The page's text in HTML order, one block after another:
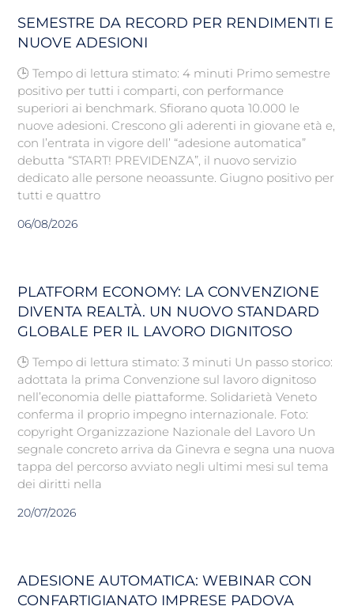
SEMESTRE DA RECORD PER RENDIMENTI E
NUOVE ADESIONI
🕒 Tempo di lettura stimato: 4 minuti Primo semestre
positivo per tutti i comparti, con performance
superiori ai benchmark. Sfiorano quota 10.000 le
nuove adesioni. Crescono gli aderenti in giovane età e,
con l’entrata in vigore dell’ “adesione automatica”
debutta “START! PREVIDENZA”, il nuovo servizio
dedicato alle persone neoassunte. Giugno positivo per
tutti e quattro
06/08/2026
PLATFORM ECONOMY: LA CONVENZIONE
DIVENTA REALTÀ. UN NUOVO STANDARD
GLOBALE PER IL LAVORO DIGNITOSO
🕒 Tempo di lettura stimato: 3 minuti Un passo storico:
adottata la prima Convenzione sul lavoro dignitoso
nell’economia delle piattaforme. Solidarietà Veneto
conferma il proprio impegno internazionale. Foto:
copyright Organizzazione Nazionale del Lavoro Un
segnale concreto arriva da Ginevra e segna una nuova
tappa del percorso avviato negli ultimi mesi sul tema
dei diritti nella
20/07/2026
ADESIONE AUTOMATICA: WEBINAR CON
CONFARTIGIANATO IMPRESE PADOVA